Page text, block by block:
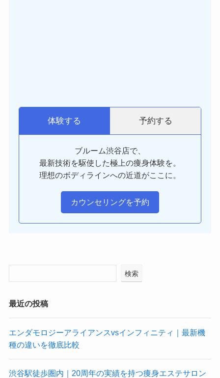
体験する 予約する
ブルーム渋谷店で、
最新技術を駆使した極上の痩身体験を。
理想のボディラインへの近道がここに。
カウンセリングを予約
検索
最近の投稿
エンダモロジーアライアンスvsインフィニティ｜最新機
種の違いを徹底比較
渋谷駅徒歩圏内｜20周年の実績を持つ痩身エステサロン